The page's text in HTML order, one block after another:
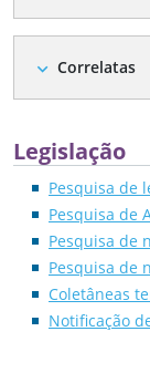
expand_more Correlatas
Legislação
Pesquisa de
Pesquisa de
Pesquisa de
Pesquisa de
Coletâneas
Notificação